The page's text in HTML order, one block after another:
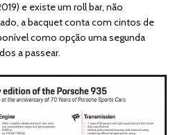
e existe um roll bar, não
a bacquet conta com cintos de
como opção uma segunda
a passear.